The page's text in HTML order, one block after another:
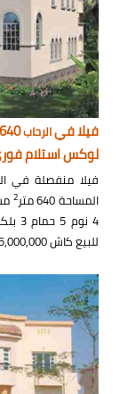
فيلا فيالرحاب640 م
لوكس استلام فوري
فيلا منفصلة في
المساحة 640 متر
2
4
للبيع كاش 15,000,000 جنيه